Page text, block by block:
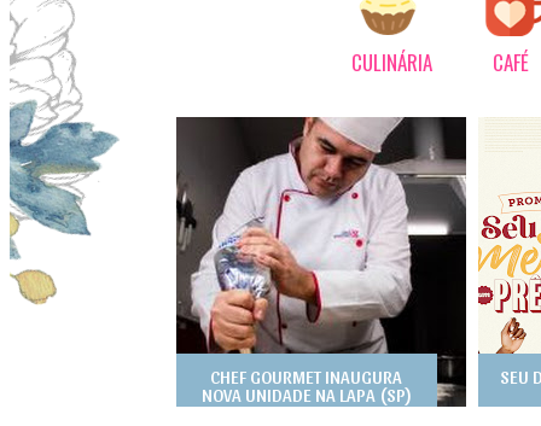
CULINÁRIA CAFÉ
CHEF GOURMET INAUGURA
NOVA UNIDADE NA LAPA (SP)
SEU